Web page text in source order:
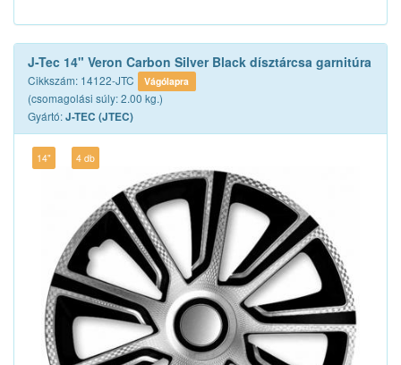
J-Tec 14" Veron Carbon Silver Black dísztárcsa garnitúra
Cikkszám: 14122-JTC Vágólapra
(csomagolási súly: 2.00 kg.)
Gyártó:J-TEC (JTEC)
14" 4 db